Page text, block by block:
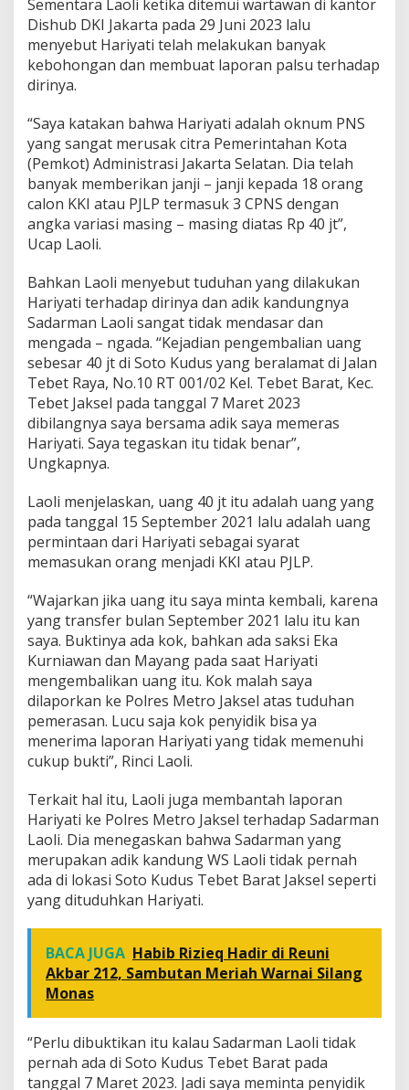
Sementara Laoli ketika ditemui wartawan di kantor
Dishub DKI Jakarta pada 29 Juni 2023 lalu
menyebut Hariyati telah melakukan banyak
kebohongan dan membuat laporan palsu terhadap
dirinya.
“Saya katakan bahwa Hariyati adalah oknum PNS
yang sangat merusak citra Pemerintahan Kota
(Pemkot) Administrasi Jakarta Selatan. Dia telah
banyak memberikan janji – janji kepada 18 orang
calon KKI atau PJLP termasuk 3 CPNS dengan
angka variasi masing – masing diatas Rp 40 jt”,
Ucap Laoli.
Bahkan Laoli menyebut tuduhan yang dilakukan
Hariyati terhadap dirinya dan adik kandungnya
Sadarman Laoli sangat tidak mendasar dan
mengada – ngada. “Kejadian pengembalian uang
sebesar 40 jt di Soto Kudus yang beralamat di Jalan
Tebet Raya, No.10 RT 001/02 Kel. Tebet Barat, Kec.
Tebet Jaksel pada tanggal 7 Maret 2023
dibilangnya saya bersama adik saya memeras
Hariyati. Saya tegaskan itu tidak benar”,
Ungkapnya.
Laoli menjelaskan, uang 40 jt itu adalah uang yang
pada tanggal 15 September 2021 lalu adalah uang
permintaan dari Hariyati sebagai syarat
memasukan orang menjadi KKI atau PJLP.
“Wajarkan jika uang itu saya minta kembali, karena
yang transfer bulan September 2021 lalu itu kan
saya. Buktinya ada kok, bahkan ada saksi Eka
Kurniawan dan Mayang pada saat Hariyati
mengembalikan uang itu. Kok malah saya
dilaporkan ke Polres Metro Jaksel atas tuduhan
pemerasan. Lucu saja kok penyidik bisa ya
menerima laporan Hariyati yang tidak memenuhi
cukup bukti”, Rinci Laoli.
Terkait hal itu, Laoli juga membantah laporan
Hariyati ke Polres Metro Jaksel terhadap Sadarman
Laoli. Dia menegaskan bahwa Sadarman yang
merupakan adik kandung WS Laoli tidak pernah
ada di lokasi Soto Kudus Tebet Barat Jaksel seperti
yang dituduhkan Hariyati.
BACA JUGA Habib Rizieq Hadir di Reuni
Akbar 212, Sambutan Meriah Warnai Silang
Monas
“Perlu dibuktikan itu kalau Sadarman Laoli tidak
pernah ada di Soto Kudus Tebet Barat pada
tanggal 7 Maret 2023. Jadi saya meminta penyidik